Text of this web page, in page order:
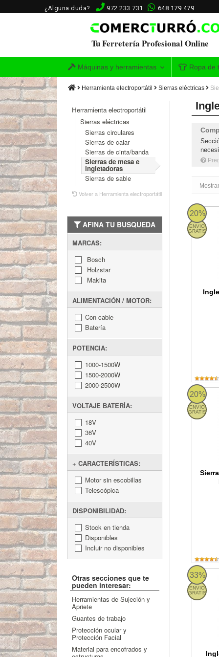
¿Alguna duda? 972 233 731 648 179 479
Tu Ferretería Profesional Online
Máquinas y herramientas Ropa de
Herramienta electroportátil Sierras eléctricas
Herramienta electroportátil
Sierras eléctricas
Sierras circulares
Sierras de calar
Sierras de cinta/banda
Sierras de mesa e
ingletadoras
Sierras de sable
Volver a Herramienta electroportátil
AFINA TU BUSQUEDA
MARCAS:
Bosch
Holzstar
Makita
ALIMENTACIÓN / MOTOR:
Con cable
Batería
POTENCIA:
1000-1500W
1500-2000W
2000-2500W
VOLTAJE BATERÍA:
18V
36V
40V
+ CARACTERÍSTICAS:
Motor sin escobillas
Telescópica
DISPONIBILIDAD:
Stock en tienda
Disponibles
Incluir no disponibles
Otras secciones que te
pueden interesar:
Herramientas de Sujeción y
Apriete
Guantes de trabajo
Protección ocular y
Protección Facial
Material para encofrados y
20%
ENVIO
GRATIS
20%
ENVIO
GRATIS
Sierra
33%
ENVIO
GRATIS